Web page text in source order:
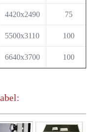
4420x2490 75
5500x3110 100
6640x3700 100